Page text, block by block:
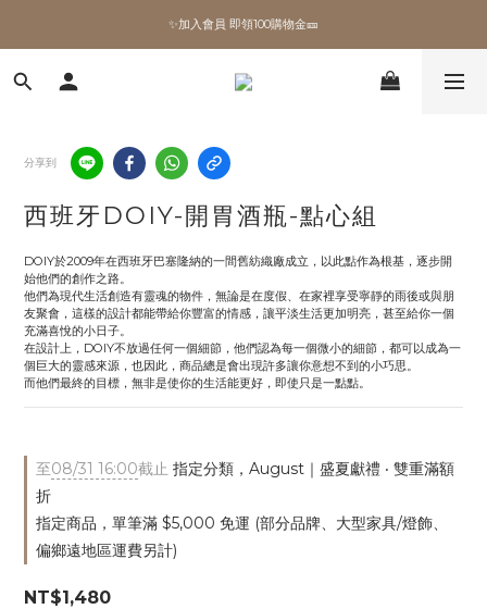
✨加入會員 即領100購物金🎫
✨加入會員 即領100購物金🎫
全館滿額現折🔥
✨加入會員 即領100購物金🎫
分享到
西班牙DOIY-開胃酒瓶-點心組
DOIY於2009年在西班牙巴塞隆納的一間舊紡織廠成立，以此點作為根基，逐步開
始他們的創作之路。
他們為現代生活創造有靈魂的物件，無論是在度假、在家裡享受寧靜的雨後或與朋
友聚會，這樣的設計都能帶給你豐富的情感，讓平淡生活更加明亮，甚至給你一個
充滿喜悅的小日子。
在設計上，DOIY不放過任何一個細節，他們認為每一個微小的細節，都可以成為一
個巨大的靈感來源，也因此，商品總是會出現許多讓你意想不到的小巧思。
而他們最終的目標，無非是使你的生活能更好，即使只是一點點。
至08/31 16:00截止 指定分類，August｜盛夏獻禮 ‧ 雙重滿額
折
指定商品，單筆滿 $5,000 免運 (部分品牌、大型家具/燈飾、
偏鄉遠地區運費另計)
NT$1,480